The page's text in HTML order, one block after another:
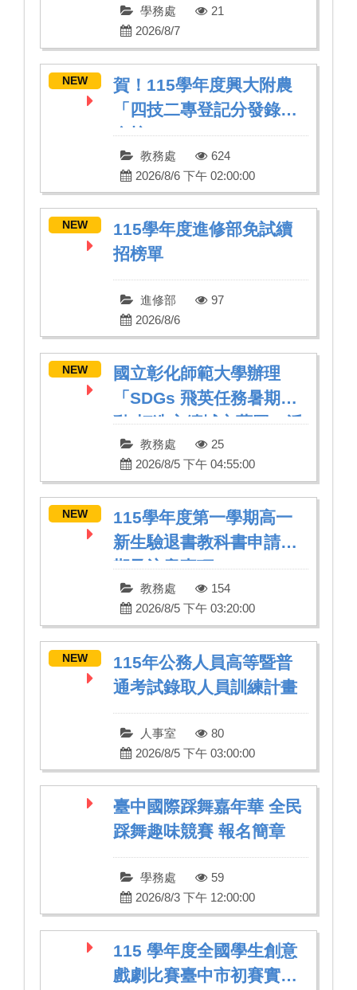
學務處
21
2026/8/7
NEW
賀！115學年度興大附農
「四技二專登記分發錄取
金榜」
教務處
624
2026/8/6 下午 02:00:00
NEW
115學年度進修部免試續
招榜單
進修部
97
2026/8/6
NEW
國立彰化師範大學辦理
「SDGs 飛英任務暑期活
動-打造永續城市藍圖」活
動
教務處
25
2026/8/5 下午 04:55:00
NEW
115學年度第一學期高一
新生驗退書教科書申請日
期及注意事項
教務處
154
2026/8/5 下午 03:20:00
NEW
115年公務人員高等暨普
通考試錄取人員訓練計畫
人事室
80
2026/8/5 下午 03:00:00
臺中國際踩舞嘉年華 全民
踩舞趣味競賽 報名簡章
學務處
59
2026/8/3 下午 12:00:00
115 學年度全國學生創意
戲劇比賽臺中市初賽實施